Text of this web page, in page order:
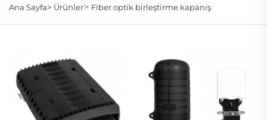
Ana Sayfa> Ürünler> Fiber optik birleştirme kapanış